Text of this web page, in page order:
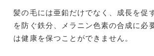
髪の毛には亜鉛だけでなく、成長を促
を防ぐ鉄分、メラニン色素の合成に必
は健康を保つことができません。